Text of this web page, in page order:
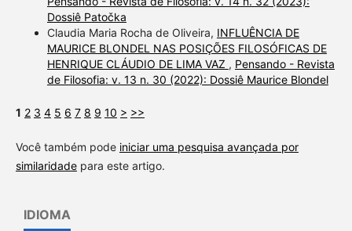
Dossiê Patočka
Claudia Maria Rocha de Oliveira, INFLUÊNCIA DE
MAURICE BLONDEL NAS POSIÇÕES FILOSÓFICAS DE
HENRIQUE CLÁUDIO DE LIMA VAZ , Pensando - Revista
de Filosofia: v. 13 n. 30 (2022): Dossiê Maurice Blondel
1 2 3 4 5 6 7 8 9 10 > >>
Você também pode iniciar uma pesquisa avançada por
similaridadepara este artigo.
IDIOMA